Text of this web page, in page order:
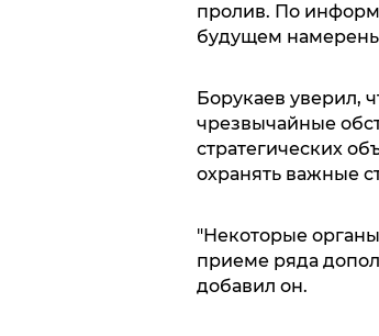
пролив. По
будущем намерены
Борукаев уверил,
чрезвычайные
стратегических
охранять важные
"Некоторые
приеме ряда
добавил он.